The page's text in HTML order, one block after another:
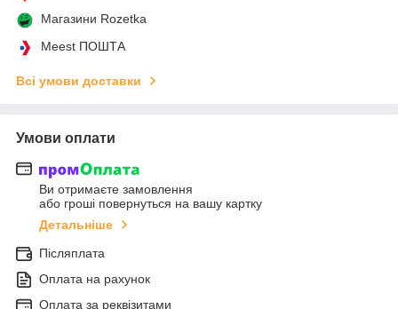
Магазини Rozetka
Meest ПОШТА
Всі умови доставки
Умови оплати
Ви отримаєте замовлення
або гроші повернуться на вашу картку
Детальніше
Післяплата
Оплата на рахунок
Оплата за реквізитами